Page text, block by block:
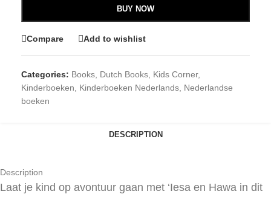
BUY NOW
Compare Add to wishlist
Categories: Books Dutch Books Kids Corner,
Kinderboeken
Kinderboeken Nederlands Nederlandse
boeken
DESCRIPTION
Description
Laat je kind op avontuur gaan met ‘Iesa en Hawa in dit